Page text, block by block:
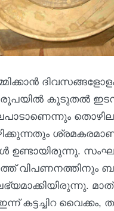
രൂപയിൽ കൂടുതൽ
സംഘം
വിപണനത്തിനും
കട്ടച്ചിറ